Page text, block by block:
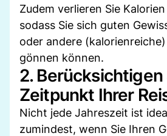
Zudem verlieren Sie
sodass Sie sich guten
oder andere
gönnen können.
2. Berücksichtigen
Zeitpunkt Ihrer
Nicht jede Jahreszeit ist
zumindest, wenn Sie Ihren